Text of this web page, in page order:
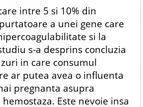
intre 5 si 10% din
a unei gene care
si la
s-a desprins concluzia
in care consumul
ar putea avea o influenta
pregnanta asupra
Este nevoie insa